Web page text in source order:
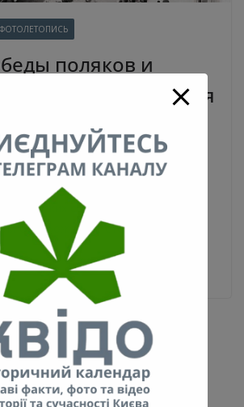
ФОТОЛЕТОПИСЬ
поляков и
на Крещатике 9 мая
4340 Views 0 Comments
на Крещатике состоялся
польских солдат и войск УНР,
освобождение столицы Украины